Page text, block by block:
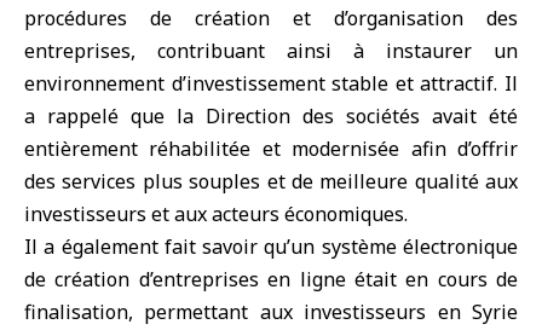
procédures de création et d’organisation des
entreprises, contribuant ainsi à instaurer un
environnement d’investissement stable et attractif. Il
a rappelé que la Direction des sociétés avait été
entièrement réhabilitée et modernisée afin d’offrir
des services plus souples et de meilleure qualité aux
investisseurs et aux acteurs économiques.
Il a également fait savoir qu’un système électronique
de création d’entreprises en ligne était en cours de
finalisation, permettant aux investisseurs en Syrie